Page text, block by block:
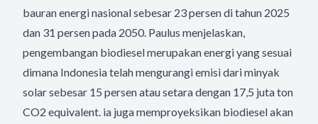
bauran energi nasional sebesar 23 persen di tahun 2025
dan 31 persen pada 2050. Paulus menjelaskan,
pengembangan biodiesel merupakan energi yang sesuai
dimana Indonesia telah mengurangi emisi dari minyak
solar sebesar 15 persen atau setara dengan 17,5 juta ton
CO2 equivalent. ia juga memproyeksikan biodiesel akan